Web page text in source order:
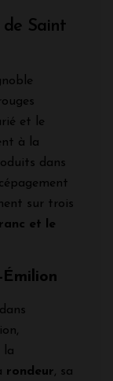
de Saint
et le
à la
dans
sur trois
et le
la
rondeur, sa